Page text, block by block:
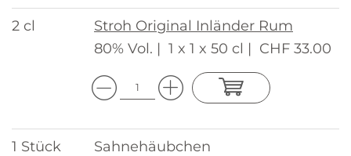
2 cl
Stroh Original Inländer Rum
80% Vol. | 1 x 1 x 50 cl | CHF 33.00
1 Stück Sahnehäubchen